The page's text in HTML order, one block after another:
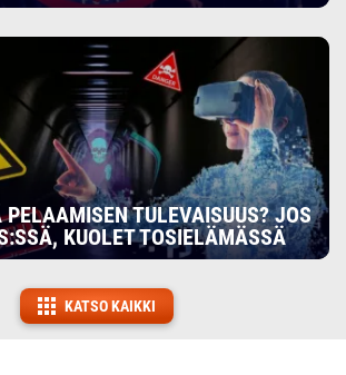
PELAAMISEN TULEVAISUUS? JOS
KUOLET TOSIELÄMÄSSÄ
KATSO KAIKKI